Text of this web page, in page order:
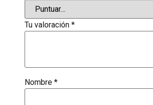
Tu valoración *
Nombre *